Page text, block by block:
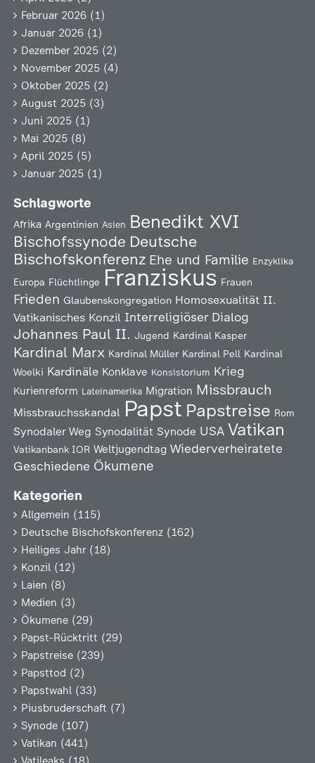
Februar 2026(1)
Januar 2026(1)
Dezember 2025(2)
November 2025(4)
Oktober 2025(2)
August 2025(3)
Juni 2025(1)
Mai 2025(8)
April 2025(5)
Januar 2025(1)
Schlagworte
Afrika Argentinien Asien Benedikt XVI
Bischofssynode Deutsche
Bischofskonferenz Ehe und Familie Enzyklika
Europa Flüchtlinge Franziskus Frauen
Frieden Glaubenskongregation Homosexualität II.
Vatikanisches Konzil Interreligiöser Dialog
Johannes Paul II. Jugend Kardinal Kasper
Kardinal Marx Kardinal Müller Kardinal Pell Kardinal
Woelki Kardinäle Konklave Konsistorium Krieg
Kurienreform Lateinamerika Migration Missbrauch
Missbrauchsskandal Papst Papstreise Rom
Synodaler Weg Synodalität Synode USA Vatikan
Vatikanbank IOR Weltjugendtag Wiederverheiratete
Geschiedene Ökumene
Kategorien
Allgemein (115)
Deutsche Bischofskonferenz(162)
Heiliges Jahr(18)
Konzil (12)
Laien (8)
Medien (3)
Ökumene(29)
Papst-Rücktritt (29)
Papstreise(239)
Papsttod (2)
Papstwahl (33)
Piusbruderschaft (7)
Synode(107)
Vatikan (441)